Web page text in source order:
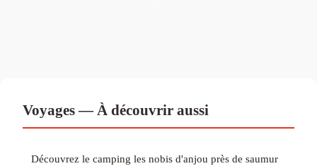
Voyages — À découvrir aussi
Découvrez le camping les nobis d'anjou près de saumur